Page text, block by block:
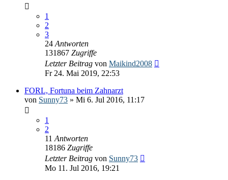
1
2
3
24 Antworten
131867 Zugriffe
Letzter Beitrag von Maikind2008
Fr 24. Mai 2019, 22:53
FORL, Fortuna beim Zahnarzt
von Sunny73 » Mi 6. Jul 2016, 11:17
1
2
11 Antworten
18186 Zugriffe
Letzter Beitrag von Sunny73
Mo 11. Jul 2016, 19:21